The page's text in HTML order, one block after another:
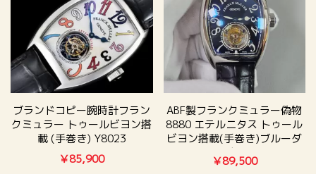
ブランドコピー腕時計フラン
クミュラー トゥールビヨン搭
載 (手巻き) Y8023
￥85,900
ABF製フランクミュラー偽物
8880 エテルニタス トゥール
ビヨン搭載(手巻き)ブルーダ
イヤル【気分上昇】
￥89,500